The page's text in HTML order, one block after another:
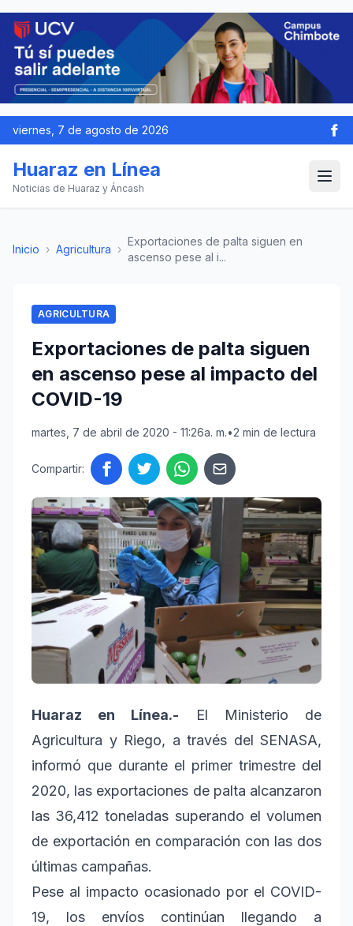
viernes, 7 de agosto de 2026
Huaraz en Línea
Noticias de Huaraz y Áncash
Inicio › Agricultura ›
Exportaciones de palta siguen en
ascenso pese al i...
AGRICULTURA
Exportaciones de palta siguen
en ascenso pese al impacto del
COVID-19
martes, 7 de abril de 2020 - 11:26a. m.•2 min de lectura
Compartir:
Huaraz en Línea.- El Ministerio de
Agricultura y Riego, a través del SENASA,
informó que durante el primer trimestre del
2020, las exportaciones de palta alcanzaron
las 36,412 toneladas superando el volumen
de exportación en comparación con las dos
últimas campañas.
Pese al impacto ocasionado por el COVID-
19, los envíos continúan llegando a